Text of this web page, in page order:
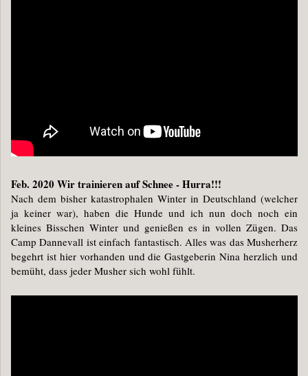
Feb. 2020 Wir trainieren auf Schnee - Hurra!!!
Nach dem bisher katastrophalen Winter in Deutschland (welcher
ja keiner war), haben die Hunde und ich nun doch noch ein
kleines Bisschen Winter und genießen es in vollen Zügen. Das
Camp Dannevall ist einfach fantastisch. Alles was das Musherherz
begehrt ist hier vorhanden und die Gastgeberin Nina herzlich und
bemüht, dass jeder Musher sich wohl fühlt.